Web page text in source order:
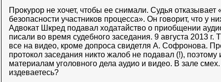
Прокурор не хочет, чтобы ее снимали. Судья отказывает
безопасности участников процесса». Он говорит, что у
Адвокат Шкред подавал ходатайство о приобщении
писали во время судебного заседания. 9 августа 2013
все на видео, кроме допроса свидетля А. Софронова.
протокол заседания никто жалоб не подавал (!),
материалам уголовного дела аудио и видео. В зале
издеваетесь?